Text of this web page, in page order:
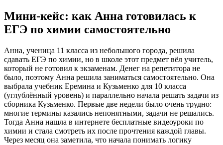
Мини-кейс: как Анна готовилась к
ЕГЭ по химии самостоятельно
Анна, ученица 11 класса из небольшого города, решила
сдавать ЕГЭ по химии, но в школе этот предмет вёл учитель,
который не готовил к экзаменам. Денег на репетитора не
было, поэтому Анна решила заниматься самостоятельно. Она
выбрала учебник Еремина и Кузьменко для 10 класса
(углублённый уровень) и параллельно начала решать задачи из
сборника Кузьменко. Первые две недели было очень трудно:
многие термины казались непонятными, задачи не решались.
Тогда Анна нашла в интернете бесплатные видеоуроки по
химии и стала смотреть их после прочтения каждой главы.
Через месяц она заметила, что начала понимать логику